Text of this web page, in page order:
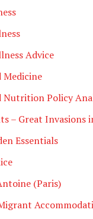
Advice
Medicine
Nutrition Policy
– Great Invasions
Essentials
(Paris)